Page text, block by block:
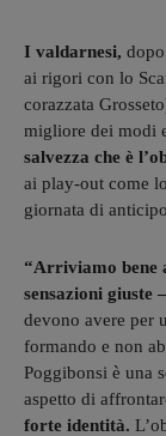
I valdarnesi,
ai rigori con lo
corazzata
migliore dei modi
salvezza che è
ai play-out come
giornata di
“Arriviamo bene
sensazioni giuste –
devono avere per
formando e non
Poggibonsi è una
aspetto di
forte identità.